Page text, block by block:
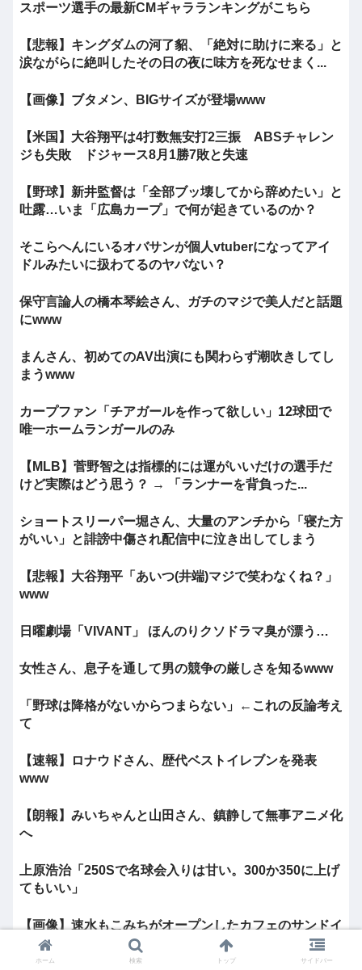
スポーツ選手の最新CMギャラランキングがこちら
【悲報】キングダムの河了貂、「絶対に助けに来る」と
涙ながらに絶叫したその日の夜に味方を死なせまく...
【画像】ブタメン、BIGサイズが登場www
【米国】大谷翔平は4打数無安打2三振 ABSチャレン
ジも失敗 ドジャース8月1勝7敗と失速
【野球】新井監督は「全部ブッ壊してから辞めたい」と
吐露…いま「広島カープ」で何が起きているのか？
そこらへんにいるオバサンが個人vtuberになってアイ
ドルみたいに扱わてるのヤバない？
保守言論人の橋本琴絵さん、ガチのマジで美人だと話題
にwww
まんさん、初めてのAV出演にも関わらず潮吹きしてし
まうwww
カープファン「チアガールを作って欲しい」12球団で
唯一ホームランガールのみ
【MLB】菅野智之は指標的には運がいいだけの選手だ
けど実際はどう思う？ → 「ランナーを背負った...
ショートスリーパー堀さん、大量のアンチから「寝た方
がいい」と誹謗中傷され配信中に泣き出してしまう
【悲報】大谷翔平「あいつ(井端)マジで笑わなくね？」
www
日曜劇場「VIVANT」 ほんのりクソドラマ臭が漂う…
女性さん、息子を通して男の競争の厳しさを知るwww
「野球は降格がないからつまらない」←これの反論考え
て
【速報】ロナウドさん、歴代ベストイレブンを発表
www
【朗報】みいちゃんと山田さん、鎮静して無事アニメ化
へ
上原浩治「250Sで名球会入りは甘い。300か350に上げ
てもいい」
【画像】速水もこみちがオープンしたカフェのサンドイ
ッチセット3000円www
ホーム 検索 トップ サイドバー